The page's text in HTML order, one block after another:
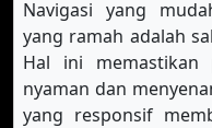
Navigasi yang
yang ramah adalah
Hal ini memastikan
nyaman dan
yang responsif